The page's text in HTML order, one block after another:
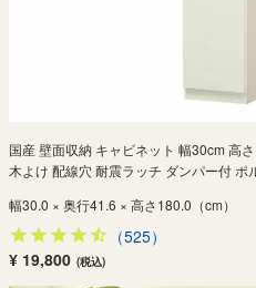
国産 壁面収納 キャビネット 幅30cm 高
木よけ 配線穴 耐震ラッチ ダンパー付
幅30.0 × 奥行41.6 × 高さ180.0（cm）
（525）
¥ 19,800 (税込)